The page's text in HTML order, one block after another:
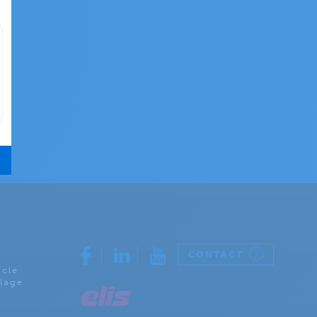
CONTACT